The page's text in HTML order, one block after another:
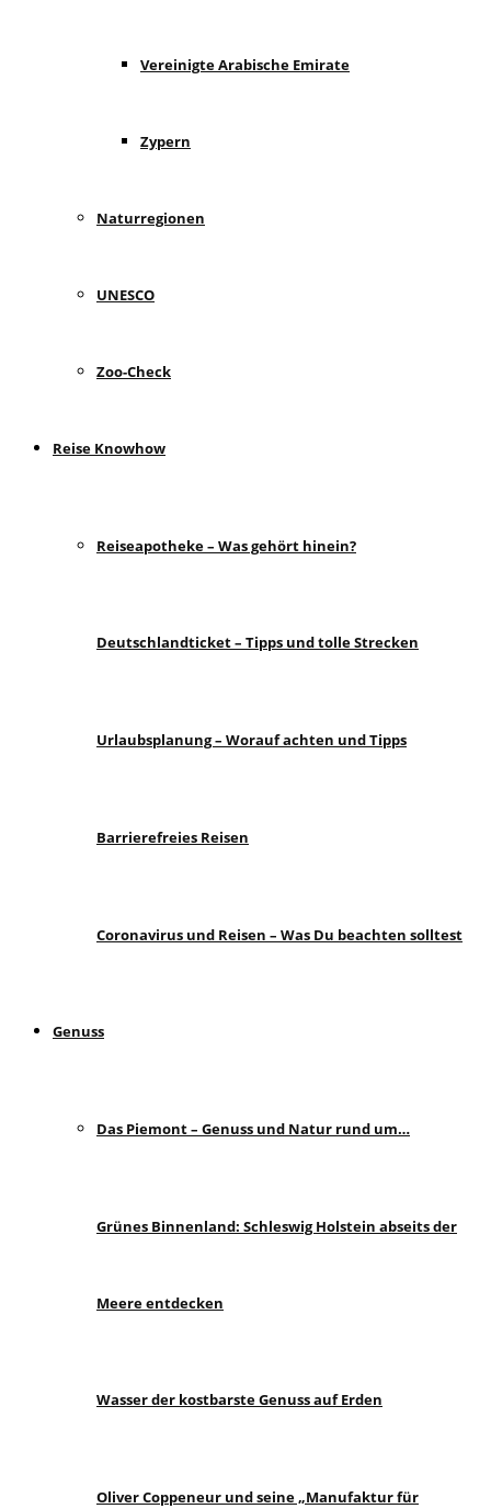
Vereinigte Arabische Emirate
Zypern
Naturregionen
UNESCO
Zoo-Check
Reise Knowhow
Reiseapotheke – Was gehört hinein?
Deutschlandticket – Tipps und tolle Strecken
Urlaubsplanung – Worauf achten und Tipps
Barrierefreies Reisen
Coronavirus und Reisen – Was Du beachten solltest
Genuss
Das Piemont – Genuss und Natur rund um…
Grünes Binnenland: Schleswig Holstein abseits der
Meere entdecken
Wasser der kostbarste Genuss auf Erden
Oliver Coppeneur und seine „Manufaktur für